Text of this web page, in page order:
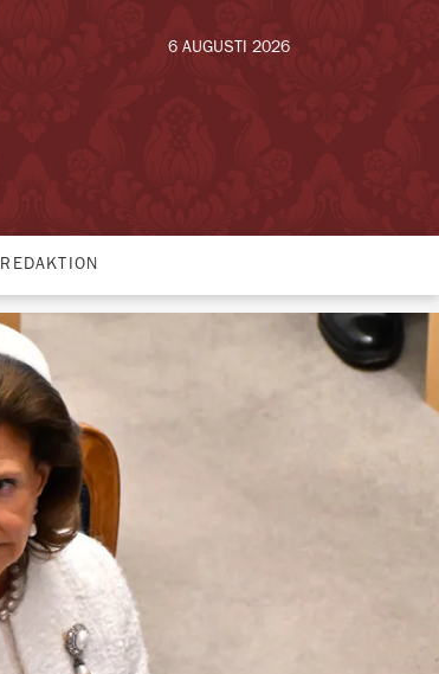
6 AUGUSTI 2026
REDAKTION